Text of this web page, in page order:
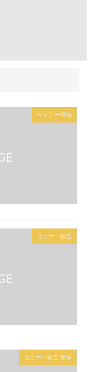
セミナー報告
セミナー報告
セミナー報告 整体